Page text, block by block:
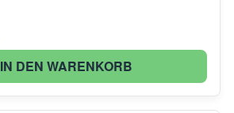
IN DEN WARENKORB